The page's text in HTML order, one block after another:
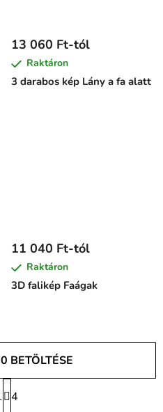
3 darabos kép Lány a fa alatt
13 060 Ft-tól
Raktáron
3D falikép Faágak
11 040 Ft-tól
Raktáron
BETÖLTÉSE
L
a4